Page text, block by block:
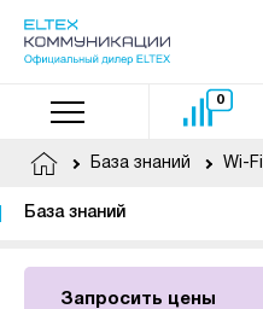
0
База знаний Wi-Fi
База знаний
Запросить цены